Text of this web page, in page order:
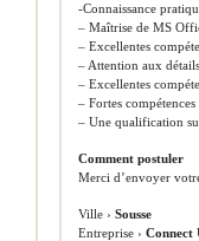
-Connaissance
– Maîtrise de MS
– Excellentes
– Attention aux
– Excellentes
– Fortes
– Une qualification
Comment postuler
Merci d’envoyer
Ville ›Sousse
Entreprise ›Connect